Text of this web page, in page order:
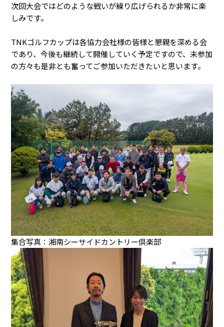
次回大会ではどのような戦いが繰り広げられるか非常に楽
しみです。
TNKゴルフカップは各協力会社様の皆様と懇親を深める会
であり、今後も継続して開催していく予定ですので、未参加
の方々も是非とも奮ってご参加いただきたいと思います。
集合写真：湘南シーサイドカントリー倶楽部